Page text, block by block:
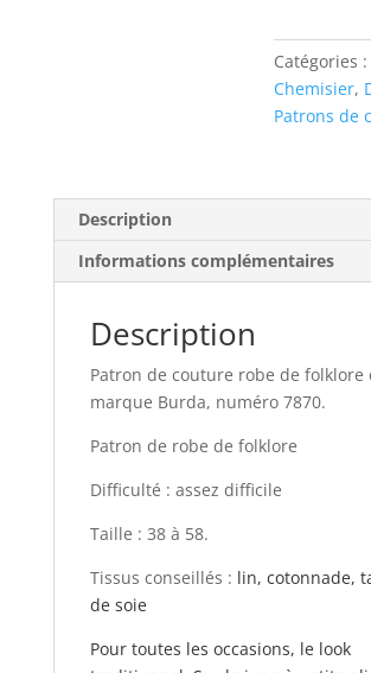
robe
de
folklore
Burda
Catégories :
Chemisier,
Patrons de
Description
Informations complémentaires
Description
Patron de couture robe de folklore
marque Burda, numéro 7870.
Patron de robe de folklore
Difficulté : assez difficile
Taille : 38 à 58.
Tissus conseillés : lin, cotonnade,
de soie
Pour toutes les occasions, le look